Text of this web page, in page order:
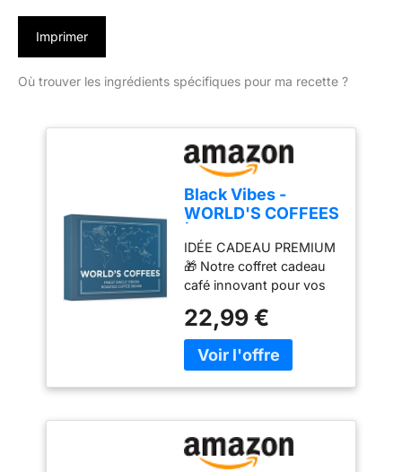
Imprimer
Où trouver les ingrédients spécifiques pour ma recette ?
Black Vibes -
WORLD'S COFFEES
Café en Grains
420g (6x70g)
IDÉE CADEAU PREMIUM
🎁 Notre coffret cadeau
café innovant pour vos
d'anniversaire parfait
pour lui, en particulier les
amateurs de café du
de café en grains de 70g
- 6 meilleurs cafés
d'origine unique -
22,99 €